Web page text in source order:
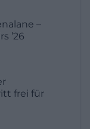
–
’26
frei für